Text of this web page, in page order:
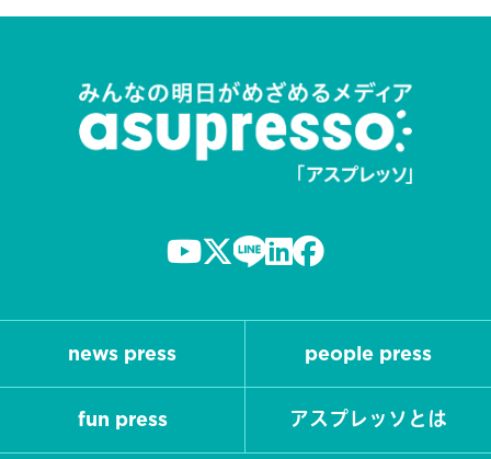
news press people press
fun press アスプレッソとは